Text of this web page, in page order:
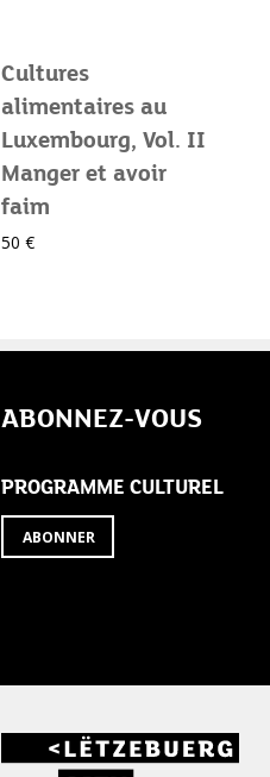
Cultures
alimentaires au
Luxembourg, Vol. II
Manger et avoir
faim
50 €
ABONNEZ-VOUS
PROGRAMME CULTUREL
ABONNER